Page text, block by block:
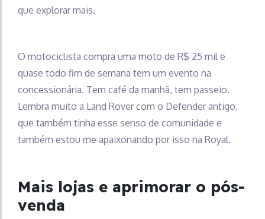
que explorar mais.
O motociclista compra uma moto de R$ 25 mil e
quase todo fim de semana tem um evento na
concessionária. Tem café da manhã, tem passeio.
Lembra muito a Land Rover com o Defender antigo,
que também tinha esse senso de comunidade e
também estou me apaixonando por isso na Royal.
Mais lojas e aprimorar o pós-
venda